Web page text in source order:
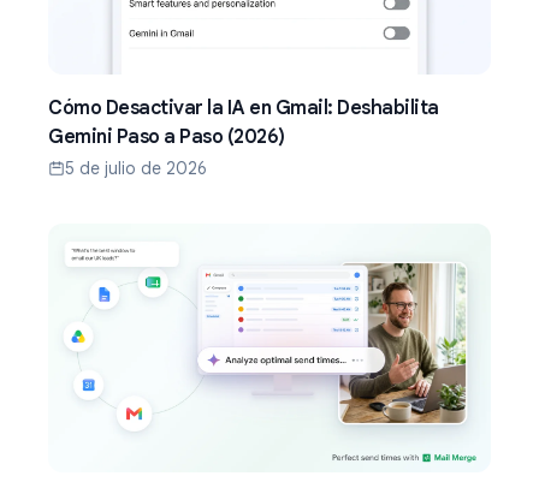
Cómo Desactivar la IA en Gmail: Deshabilita
Gemini Paso a Paso (2026)
5 de julio de 2026